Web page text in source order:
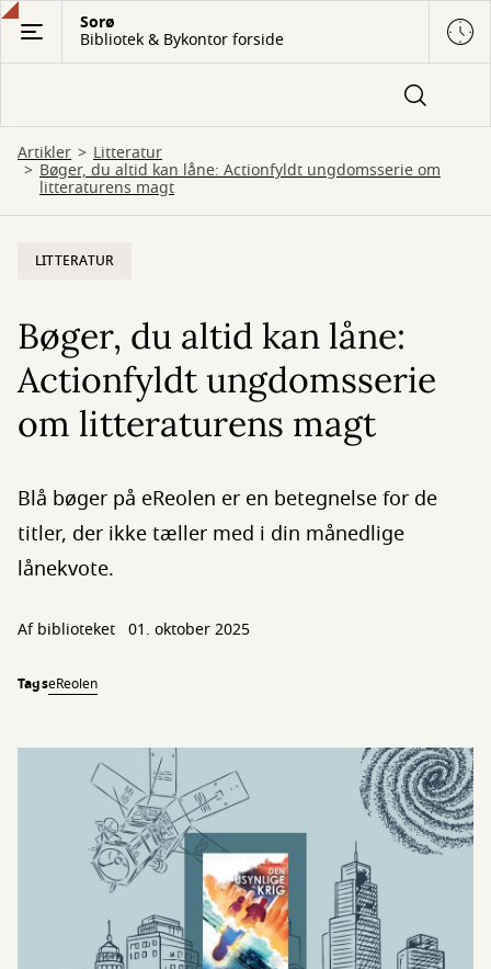
Gå
hovedindhold
Sorø
Bibliotek & Bykontor forside
Artikler Litteratur
Bøger, du altid kan låne: Actionfyldt ungdomsserie om
litteraturens magt
LITTERATUR
Bøger, du altid kan låne:
Actionfyldt ungdomsserie
om litteraturens magt
Blå bøger på eReolen er en betegnelse for de
titler, der ikke tæller med i din månedlige
lånekvote.
Af biblioteket 01. oktober 2025
TagseReolen